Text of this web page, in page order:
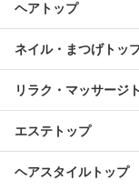
ヘアトップ
ネイル・まつげトッ
リラク・マッサージ
エステトップ
ヘアスタイルトップ